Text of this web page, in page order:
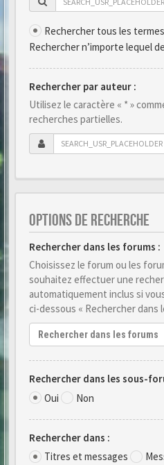
Rechercher tous les termes
Rechercher n’importe lequel
Rechercher par auteur :
Utilisez le caractère « * »
recherches partielles.
OPTIONS DE RECHERCHE
Rechercher dans les forums :
Choisissez le forum ou les
souhaitez effectuer une
automatiquement inclus si
ci-dessous « Rechercher dans
Rechercher dans les forums
Rechercher dans les sous-
Oui
Non
Rechercher dans :
Titres et messages